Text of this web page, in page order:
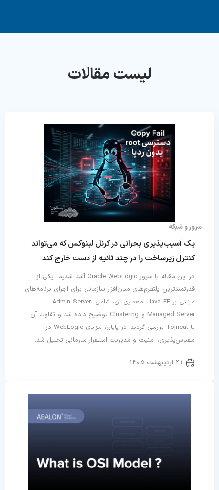
یک آسیب‌پذیری بحرانی در کرنل لینوکس که می‌تواند
کنترل زیرساخت را در چند ثانیه از دست خارج کند
در این مقاله با سرور Oracle WebLogic آشنا شدیم، یکی از
قدرتمندترین پلتفرم‌های میان‌افزار سازمانی برای اجرای برنامه‌های
مبتنی بر Java EE. معماری آن، شامل Admin Server،
Managed Server و Clustering توضیح داده شد و تفاوت آن
با Tomcat بررسی گردید. در پایان، مزایای WebLogic در
مقیاس‌پذیری، امنیت و مدیریت استقرار سازمانی تحلیل شد.
سرور و شبکه
21 اردیبهشت 1405